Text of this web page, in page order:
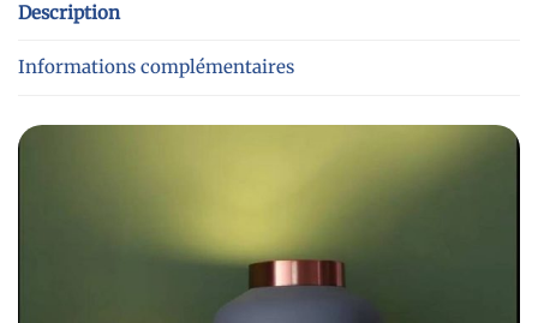
Description
Informations complémentaires